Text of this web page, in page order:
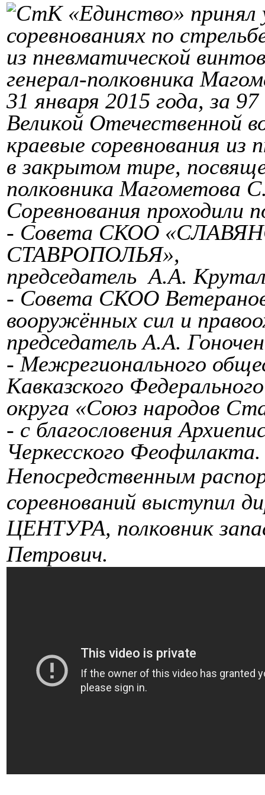
СтК «Единство»
соревнованиях по
из пневматической
генерал-полковника
31 января 2015 года, за
Великой Отечественной
краевые соревнования из
в закрытом тире,
полковника Магометова
Соревнования проходили
- Совета СКОО
СТАВРОПОЛЬЯ»,
председатель А.А.
- Совета СКОО
вооружённых сил и
председатель А.А.
- Межрегионального
Кавказского Федерального
округа «Союз народов
- с благословения
Черкесского Феофилакта.
Непосредственным
соревнований выступил
ЦЕНТУРА, полковник
Петрович.